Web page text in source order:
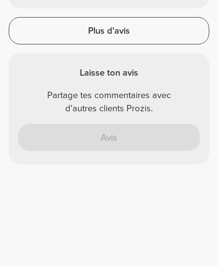
Plus d'avis
Laisse ton avis
Partage tes commentaires avec
d'autres clients Prozis.
Avis